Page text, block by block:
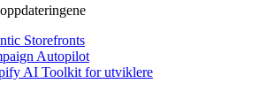
Storefronts
Autopilot
AI Toolkit for utviklere